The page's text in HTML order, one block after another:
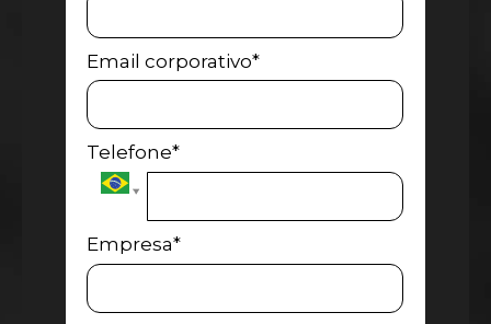
Email corporativo*
Telefone*
Empresa*